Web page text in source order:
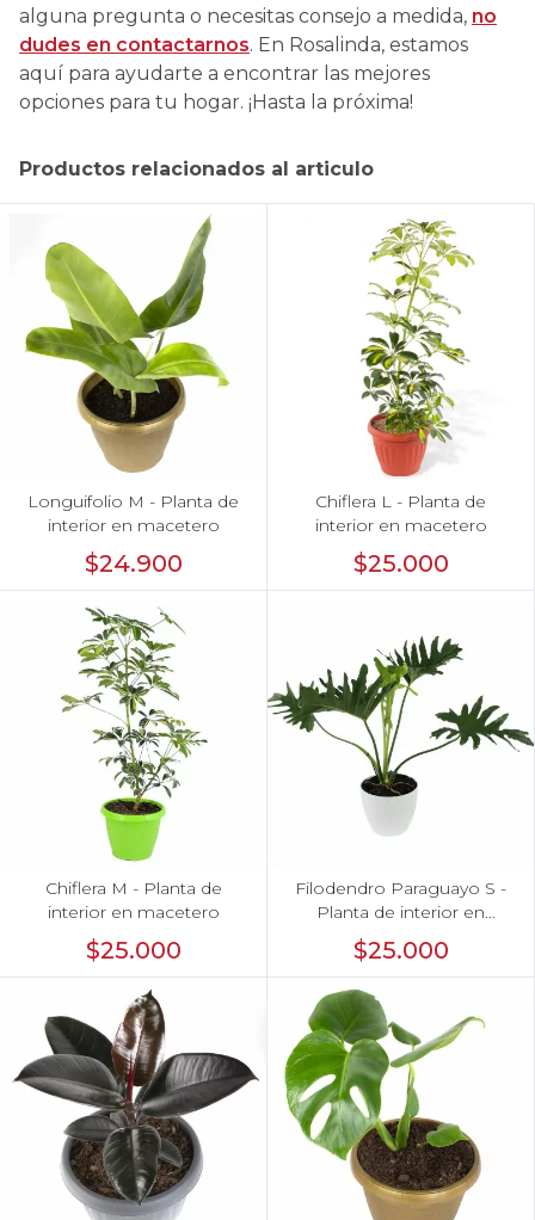
alguna pregunta o necesitas consejo a medida, no
dudes en contactarnos. En Rosalinda, estamos
aquí para ayudarte a encontrar las mejores
opciones para tu hogar. ¡Hasta la próxima!
Productos relacionados al articulo
Longuifolio M - Planta de
interior en macetero
$24.900
Chiflera L - Planta de
interior en macetero
$25.000
Chiflera M - Planta de
interior en macetero
$25.000
Filodendro Paraguayo S -
Planta de interior en
macetero
$25.000